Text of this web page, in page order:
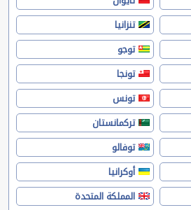
تنزانيا
توجو
تونجا
تونس
تركمانستان
توفالو
أوكرانيا
المملكة المتحدة